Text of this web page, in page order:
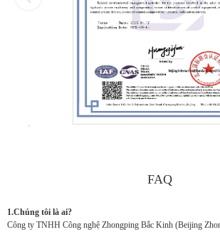
FAQ
1.Chúng tôi là ai?
Công ty TNHH Công nghệ Zhongping Bắc Kinh (Beijing